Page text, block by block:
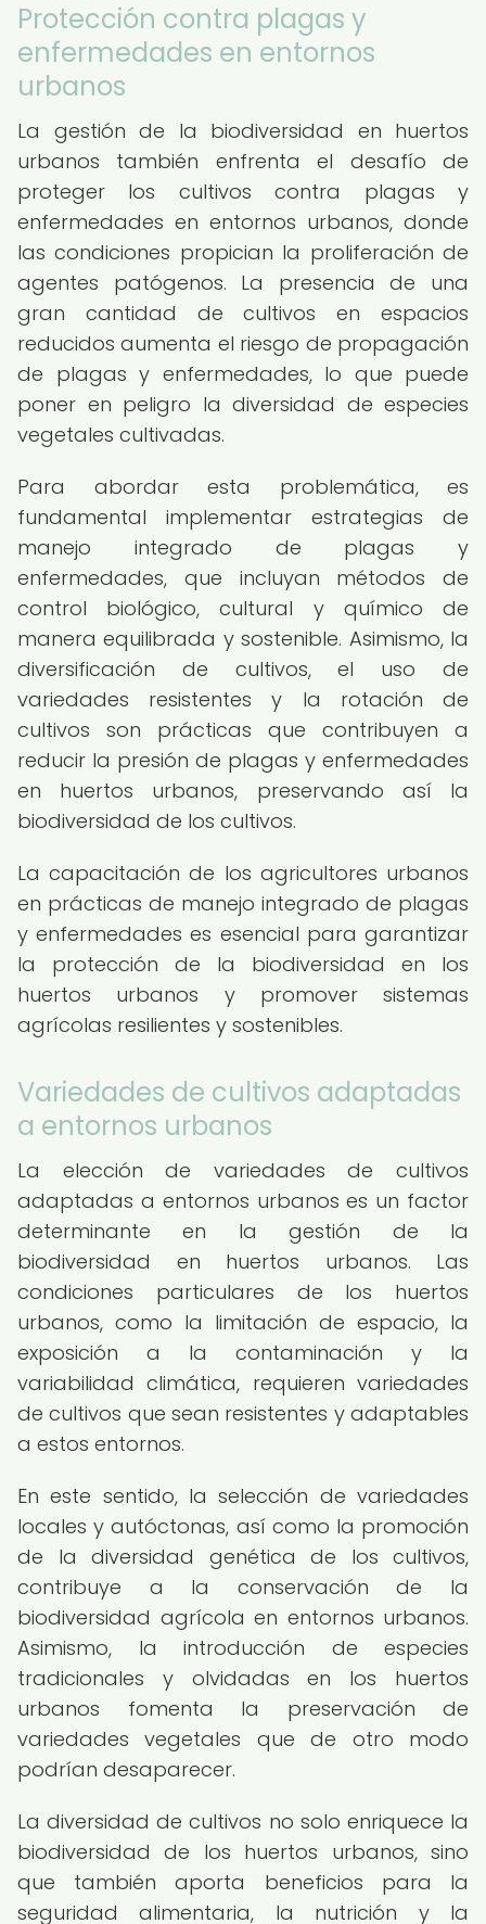
Protección contra plagas y
enfermedades en entornos
urbanos
La gestión de la biodiversidad en huertos
urbanos también enfrenta el desafío de
proteger los cultivos contra plagas y
enfermedades en entornos urbanos, donde
las condiciones propician la proliferación de
agentes patógenos. La presencia de una
gran cantidad de cultivos en espacios
reducidos aumenta el riesgo de propagación
de plagas y enfermedades, lo que puede
poner en peligro la diversidad de especies
vegetales cultivadas.
Para abordar esta problemática, es
fundamental implementar estrategias de
manejo integrado de plagas y
enfermedades, que incluyan métodos de
control biológico, cultural y químico de
manera equilibrada y sostenible. Asimismo, la
diversificación de cultivos, el uso de
variedades resistentes y la rotación de
cultivos son prácticas que contribuyen a
reducir la presión de plagas y enfermedades
en huertos urbanos, preservando así la
biodiversidad de los cultivos.
La capacitación de los agricultores urbanos
en prácticas de manejo integrado de plagas
y enfermedades es esencial para garantizar
la protección de la biodiversidad en los
huertos urbanos y promover sistemas
agrícolas resilientes y sostenibles.
Variedades de cultivos adaptadas
a entornos urbanos
La elección de variedades de cultivos
adaptadas a entornos urbanos es un factor
determinante en la gestión de la
biodiversidad en huertos urbanos. Las
condiciones particulares de los huertos
urbanos, como la limitación de espacio, la
exposición a la contaminación y la
variabilidad climática, requieren variedades
de cultivos que sean resistentes y adaptables
a estos entornos.
En este sentido, la selección de variedades
locales y autóctonas, así como la promoción
de la diversidad genética de los cultivos,
contribuye a la conservación de la
biodiversidad agrícola en entornos urbanos.
Asimismo, la introducción de especies
tradicionales y olvidadas en los huertos
urbanos fomenta la preservación de
variedades vegetales que de otro modo
podrían desaparecer.
La diversidad de cultivos no solo enriquece la
biodiversidad de los huertos urbanos, sino
que también aporta beneficios para la
seguridad alimentaria, la nutrición y la